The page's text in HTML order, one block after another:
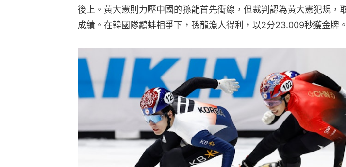
後上。黃大憲則力壓中國的孫龍首先衝線，但裁判認為黃大憲犯規，
成績。在韓國隊鷸蚌相爭下，孫龍漁人得利，以2分23.009秒獲金牌。